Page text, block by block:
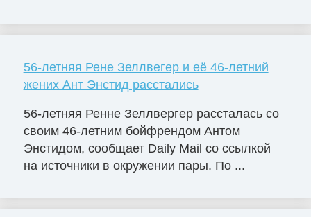
56-летняя Рене Зеллвегер и её 46-летний
жених Ант Энстид расстались
56-летняя Ренне Зеллвергер рассталась со
своим 46-летним бойфрендом Антом
Энстидом, сообщает Daily Mail со ссылкой
на источники в окружении пары. По ...